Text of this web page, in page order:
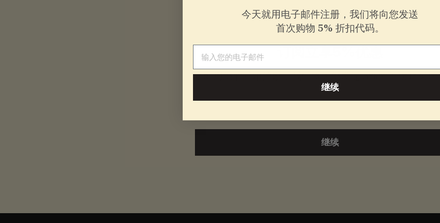
0
起
立即用您的邮箱注册，我们将为您发送5%的首次购买优
继续
今天就用电子邮件注册，我们将向您发送
首次购物 5% 折扣代码。
继续